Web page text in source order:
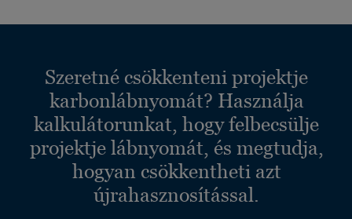
Szeretné csökkenteni projektje
karbonlábnyomát? Használja
kalkulátorunkat, hogy felbecsülje
projektje lábnyomát, és megtudja,
hogyan csökkentheti azt
újrahasznosítással.